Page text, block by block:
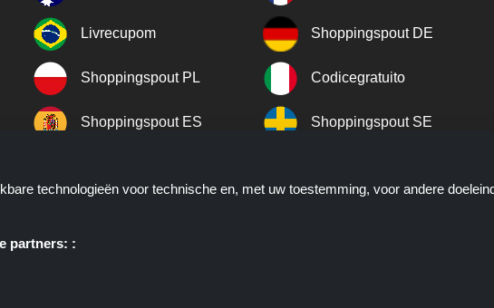
Livrecupom Shoppingspout DE
Shoppingspout PL Codicegratuito
Shoppingspout ES Shoppingspout SE
technologieën voor technische en, met uw toestemming, voor andere
partners: :